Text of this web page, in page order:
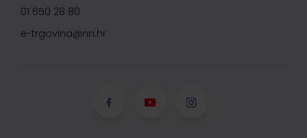
01 650 28 80
e-trgovina@nn.hr